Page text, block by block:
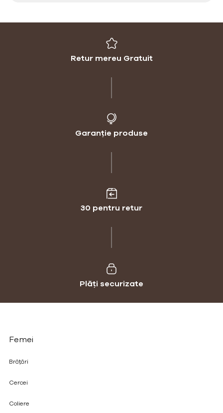
Retur mereu Gratuit
Garanție produse
30 pentru retur
Plăți securizate
Femei
Brățări
Cercei
Coliere